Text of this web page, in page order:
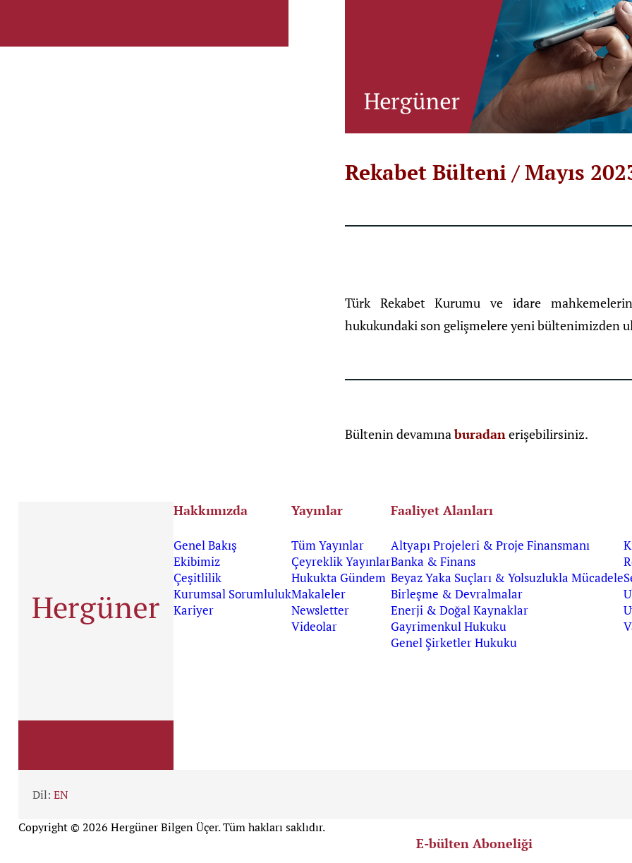
Rekabet Bülteni / Mayıs
Türk Rekabet Kurumu ve idare
hukukundaki son gelişmelere yeni bültenimizden
Bültenin devamınaburadanerişebilirsiniz.
Hakkımızda
Genel Bakış
Ekibimiz
Çeşitlilik
Kurumsal Sorumluluk
Kariyer
Yayınlar
Tüm Yayınlar
Çeyreklik Yayınlar
Hukukta Gündem
Makaleler
Newsletter
Videolar
Faaliyet Alanları
Altyapı Projeleri & Proje Finansmanı
Banka & Finans
Beyaz Yaka Suçları & Yolsuzlukla Mücadele
Birleşme & Devralmalar
Enerji & Doğal Kaynaklar
Gayrimenkul Hukuku
Genel Şirketler Hukuku
Dil: EN
Copyright © 2026 Hergüner Bilgen Üçer. Tüm hakları saklıdır.
E-bülten Aboneliği